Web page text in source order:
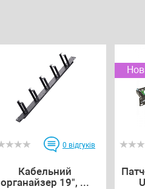
0 відгуків
Кабельний
органайзер 19", ...